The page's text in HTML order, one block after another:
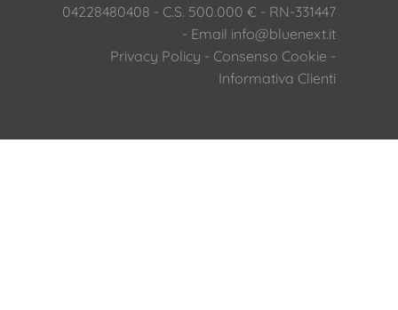
04228480408 - C.S. 500.000 € - RN-331447
- Email info@bluenext.it
Privacy Policy - Consenso Cookie -
Informativa Clienti